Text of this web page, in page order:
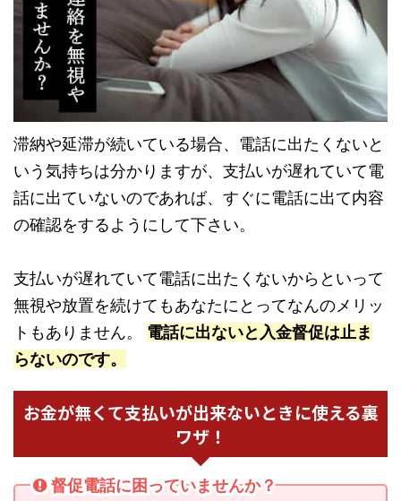
滞納や延滞が続いている場合、電話に出たくないと
いう気持ちは分かりますが、支払いが遅れていて電
話に出ていないのであれば、すぐに電話に出て内容
の確認をするようにして下さい。
支払いが遅れていて電話に出たくないからといって
無視や放置を続けてもあなたにとってなんのメリッ
トもありません。 電話に出ないと入金督促は止ま
らないのです。
お金が無くて支払いが出来ないときに使える裏
ワザ！
督促電話に困っていませんか？